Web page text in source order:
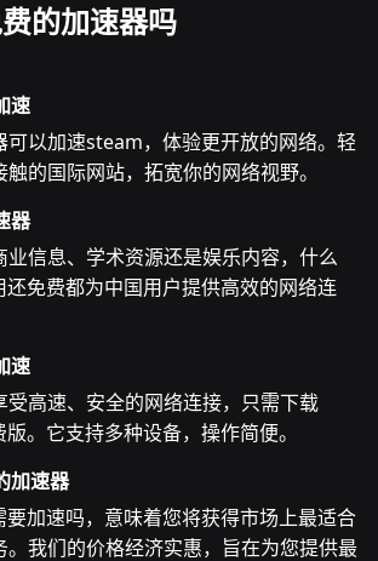
的加速器吗
速
可以加速steam，体验更开放的网络。轻
的国际网站，拓宽你的网络视野。
器
业信息、学术资源还是娱乐内容，什么
免费都为中国用户提供高效的网络连
速
受高速、安全的网络连接，只需下载
。它支持多种设备，操作简便。
加速器
加速吗，意味着您将获得市场上最适合
。我们的价格经济实惠，旨在为您提供最